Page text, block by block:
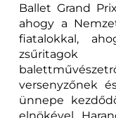
Ballet Grand
ahogy a
fiatalokkal,
versenyzőnek
ünnepe